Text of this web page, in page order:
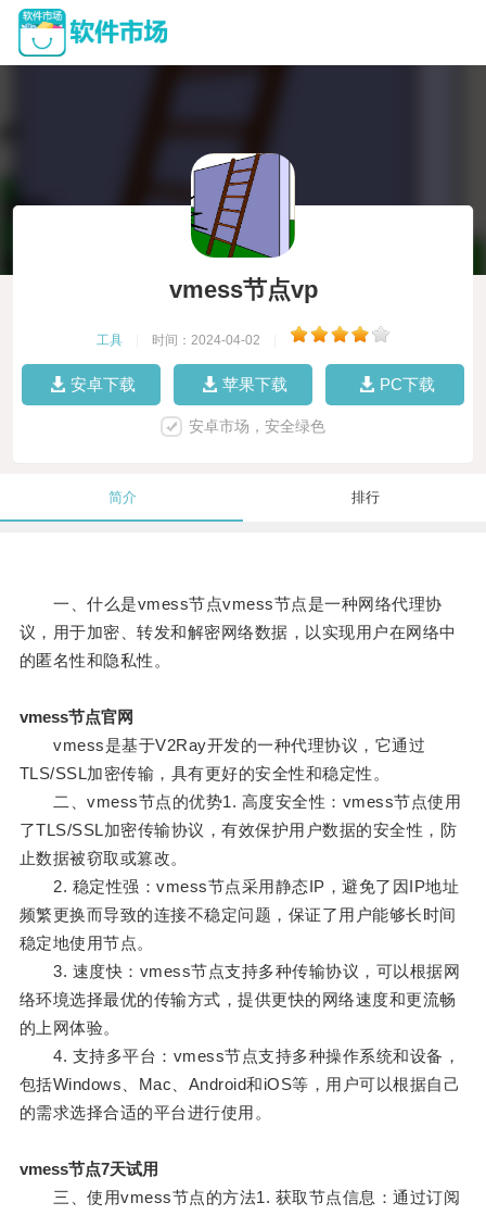
vmess节点vp
工具 时间：2024-04-02
安卓下载 苹果下载 PC下载
安卓市场，安全绿色
简介 排行
一、什么是vmess节点vmess节点是一种网络代理协
议，用于加密、转发和解密网络数据，以实现用户在网络中
的匿名性和隐私性。
vmess节点官网
vmess是基于V2Ray开发的一种代理协议，它通过
TLS/SSL加密传输，具有更好的安全性和稳定性。
二、vmess节点的优势1. 高度安全性：vmess节点使用
了TLS/SSL加密传输协议，有效保护用户数据的安全性，防
止数据被窃取或篡改。
2. 稳定性强：vmess节点采用静态IP，避免了因IP地址
频繁更换而导致的连接不稳定问题，保证了用户能够长时间
稳定地使用节点。
3. 速度快：vmess节点支持多种传输协议，可以根据网
络环境选择最优的传输方式，提供更快的网络速度和更流畅
的上网体验。
4. 支持多平台：vmess节点支持多种操作系统和设备，
包括Windows、Mac、Android和iOS等，用户可以根据自己
的需求选择合适的平台进行使用。
vmess节点7天试用
三、使用vmess节点的方法1. 获取节点信息：通过订阅